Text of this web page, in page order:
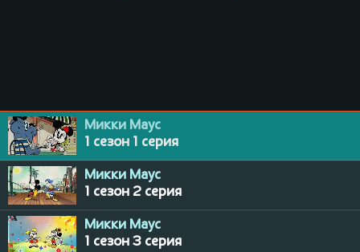
Микки Маус
1 сезон 1 серия
Микки Маус
1 сезон 2 серия
Микки Маус
1 сезон 3 серия